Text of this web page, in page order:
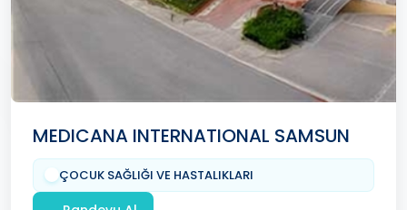
MEDICANA INTERNATIONAL SAMSUN
ÇOCUK SAĞLIĞI VE HASTALIKLARI